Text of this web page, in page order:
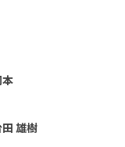
本
田 雄樹